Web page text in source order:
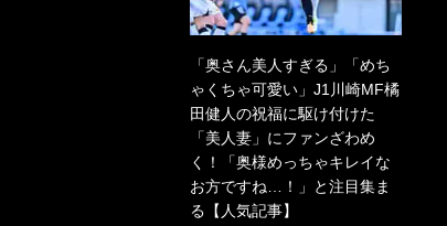
「奥さん美人すぎる」「めち
ゃくちゃ可愛い」J1川崎MF橘
田健人の祝福に駆け付けた
「美人妻」にファンざわめ
く！「奥様めっちゃキレイな
お方ですね…！」と注目集ま
る【人気記事】